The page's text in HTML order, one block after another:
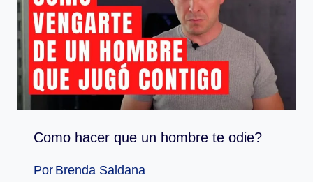
Como hacer que un hombre te odie?
Por Brenda Saldana